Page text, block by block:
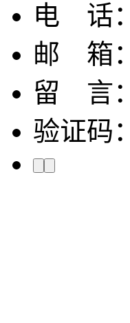
电 话：
邮 箱：
留 言：
验证码：